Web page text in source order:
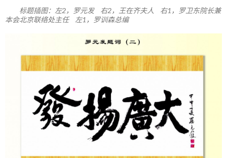
标题插图：左2，罗元发 右2，王在齐夫人 右1，罗卫东院长兼
本会北京联络处主任 左1，罗训森总编